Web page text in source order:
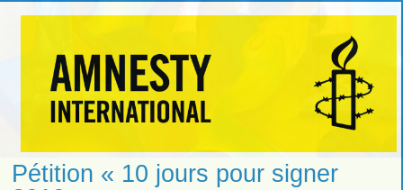
Pétition « 10 jours pour signer